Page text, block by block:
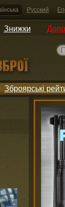
Русский
Знижки
Зброярські